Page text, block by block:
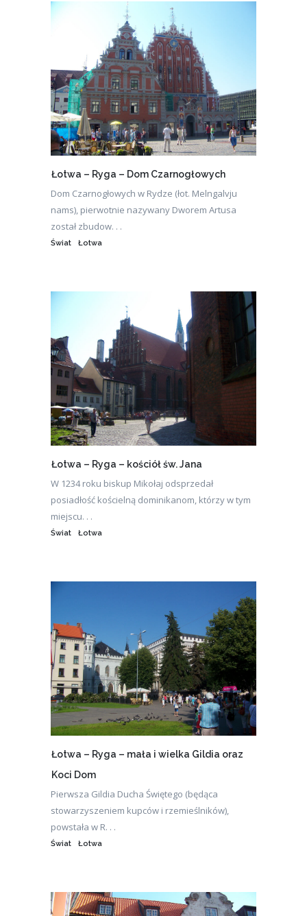
Łotwa – Ryga – Dom Czarnogłowych
Dom Czarnogłowych w Rydze (łot. Melngalvju
nams), pierwotnie nazywany Dworem Artusa
został zbudow. . .
Świat Łotwa
Łotwa – Ryga – kościół św. Jana
W 1234 roku biskup Mikołaj odsprzedał
posiadłość kościelną dominikanom, którzy w tym
miejscu. . .
Świat Łotwa
Łotwa – Ryga – mała i wielka Gildia oraz
Koci Dom
Pierwsza Gildia Ducha Świętego (będąca
stowarzyszeniem kupców i rzemieślników),
powstała w R. . .
Świat Łotwa